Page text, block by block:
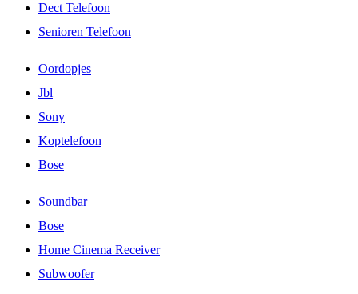
Dect Telefoon
Senioren Telefoon
Oordopjes
Jbl
Sony
Koptelefoon
Bose
Soundbar
Bose
Home Cinema Receiver
Subwoofer